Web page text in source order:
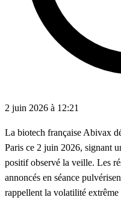
2 juin 2026 à 12:21
La biotech française Abivax
Paris ce 2 juin 2026, signant
positif observé la veille. Les
annoncés en séance
rappellent la volatilité extrême